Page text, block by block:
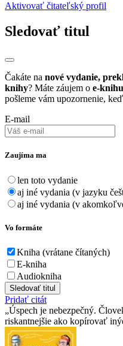
Aktivovať čitateľský profil
Sledovať titul
Čakáte na nové vydanie,
knihy? Máte záujem o e-
pošleme vám upozornenie,
E-mail
Zaujíma ma
len toto vydanie
aj iné vydania (v jazyku
aj iné vydania (v
Vo formáte
Kniha (vrátane čítaných)
E-kniha
Audiokniha
Sledovať titul
Pridať citát
Úspech je nebezpečný.
riskantnejšie ako kopírovať